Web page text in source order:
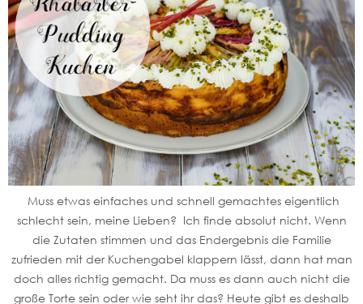
Muss etwas einfaches und schnell gemachtes eigentlich
schlecht sein, meine Lieben? Ich finde absolut nicht. Wenn
die Zutaten stimmen und das Endergebnis die Familie
zufrieden mit der Kuchengabel klappern lässt, dann hat man
doch alles richtig gemacht. Da muss es dann auch nicht die
große Torte sein oder wie seht ihr das? Heute gibt es deshalb